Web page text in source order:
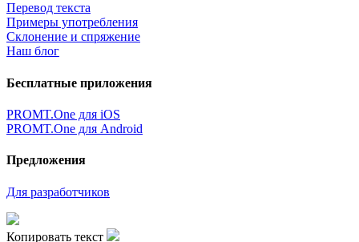
Перевод текста
Примеры употребления
Склонение и спряжение
Наш блог
Бесплатные приложения
PROMT.One для iOS
PROMT.One для Android
Предложения
Для разработчиков
Копировать текст